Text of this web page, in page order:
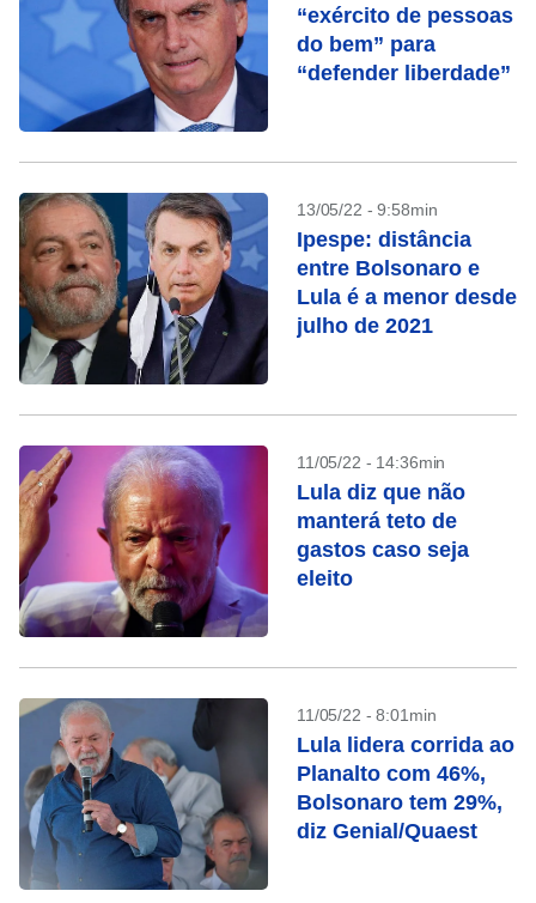
“exército de pessoas
do bem” para
“defender liberdade”
13/05/22 - 9:58min
Ipespe: distância
entre Bolsonaro e
Lula é a menor desde
julho de 2021
11/05/22 - 14:36min
Lula diz que não
manterá teto de
gastos caso seja
eleito
11/05/22 - 8:01min
Lula lidera corrida ao
Planalto com 46%,
Bolsonaro tem 29%,
diz Genial/Quaest